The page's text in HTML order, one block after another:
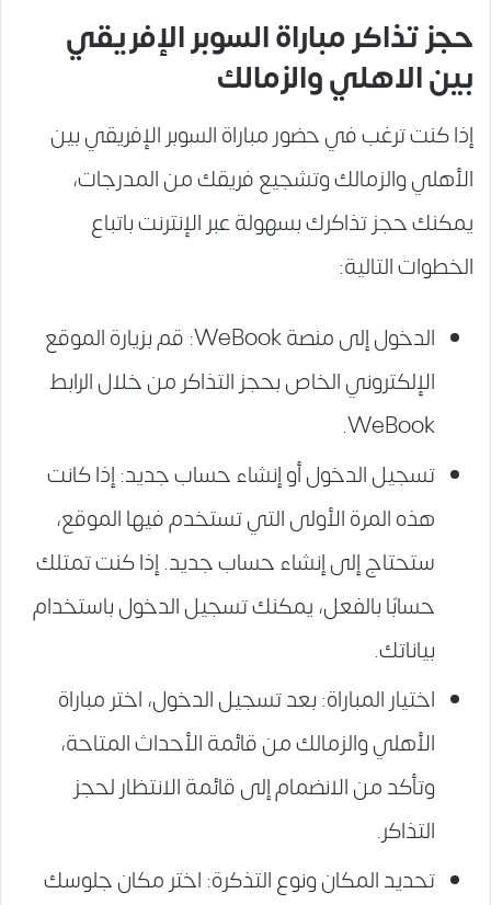
حجز تذاكر مباراة السوبر الإفريقي
بين الاهلي والزمالك
إذا كنت ترغب في حضور مباراة السوبر الإفريقي بين
الأهلي والزمالك وتشجيع فريقك من المدرجات،
يمكنك حجز تذاكرك بسهولة عبر الإنترنت باتباع
الخطوات التالية:
الدخول إلى منصة WeBook: قم بزيارة الموقع
الإلكتروني الخاص بحجز التذاكر من خلال الرابط
WeBook.
تسجيل الدخول أو إنشاء حساب جديد: إذا كانت
هذه المرة الأولى التي تستخدم فيها الموقع،
ستحتاج إلى إنشاء حساب جديد. إذا كنت تمتلك
حسابًا بالفعل، يمكنك تسجيل الدخول باستخدام
بياناتك.
اختيار المباراة: بعد تسجيل الدخول، اختر مباراة
الأهلي والزمالك من قائمة الأحداث المتاحة،
وتأكد من الانضمام إلى قائمة الانتظار لحجز
التذاكر.
تحديد المكان ونوع التذكرة: اختر مكان جلوسك